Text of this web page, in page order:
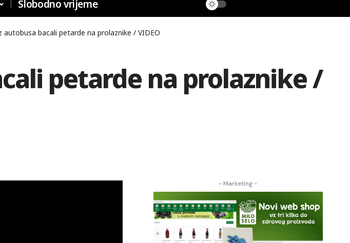
Slobodno vrijeme
autobusa bacali petarde na prolaznike / VIDEO
petarde na prolaznike /
- Marketing -